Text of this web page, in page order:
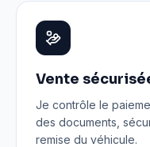
Vente
Je contrôle le
des documents,
remise du véhicule.